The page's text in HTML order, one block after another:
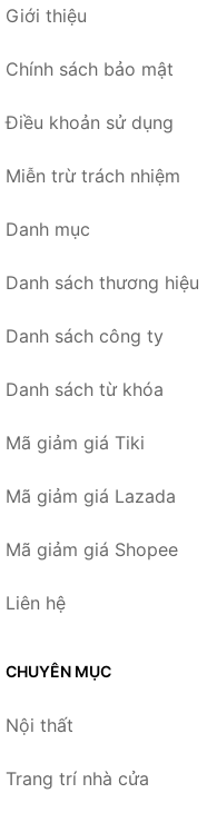
Giới thiệu
Chính sách bảo mật
Điều khoản sử dụng
Miễn trừ trách nhiệm
Danh mục
Danh sách thương hiệu
Danh sách công ty
Danh sách từ khóa
Mã giảm giá Tiki
Mã giảm giá Lazada
Mã giảm giá Shopee
Liên hệ
CHUYÊN MỤC
Nội thất
Trang trí nhà cửa